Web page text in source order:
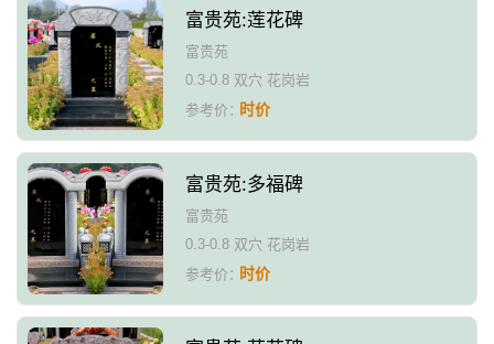
富贵苑:莲花碑
富贵苑
0.3-0.8 双穴 花岗岩
参考价：时价
富贵苑:多福碑
富贵苑
0.3-0.8 双穴 花岗岩
参考价：时价